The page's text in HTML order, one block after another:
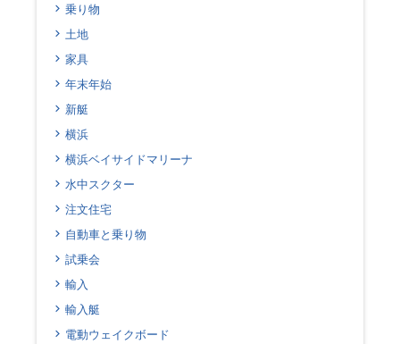
乗り物
土地
家具
年末年始
新艇
横浜
横浜ベイサイドマリーナ
水中スクター
注文住宅
自動車と乗り物
試乗会
輸入
輸入艇
電動ウェイクボード